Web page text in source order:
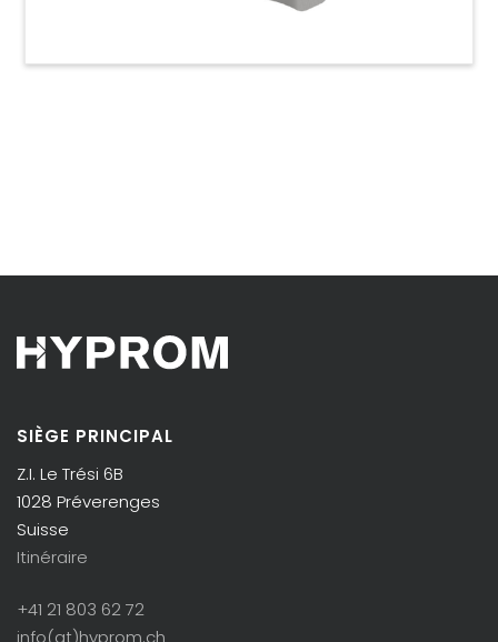
SIÈGE PRINCIPAL
Z.I. Le Trési 6B
1028 Préverenges
Suisse
Itinéraire
+41 21 803 62 72
info(at)hyprom.ch